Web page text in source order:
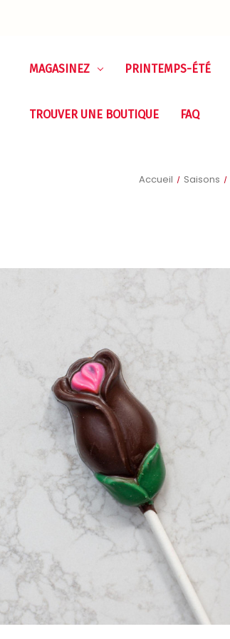
MAGASINEZ PRINTEMPS-ÉTÉ
TROUVER UNE BOUTIQUE FAQ
Accueil Saisons